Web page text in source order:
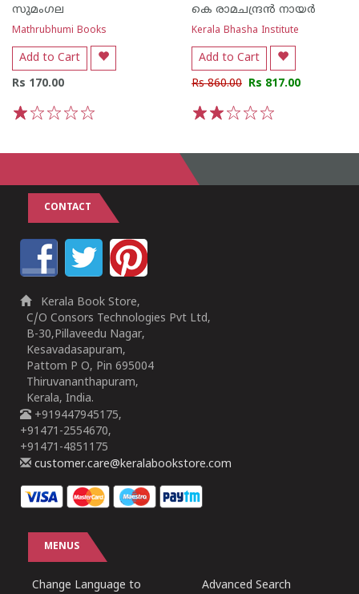
സുമംഗല
Mathrubhumi Books
Add to Cart
Rs 170.00
കെ രാമചന്ദ്രന്‍ നായര്‍
Kerala Bhasha Institute
Add to Cart
Rs 860.00 Rs 817.00
CONTACT
Kerala Book Store,
C/O Consors Technologies Pvt Ltd,
B-30,Pillaveedu Nagar,
Kesavadasapuram,
Pattom P O, Pin 695004
Thiruvananthapuram,
Kerala, India.
+919447945175,
+91471-2554670,
+91471-4851175
customer.care@keralabookstore.com
MENUS
Change Language to
Advanced Search